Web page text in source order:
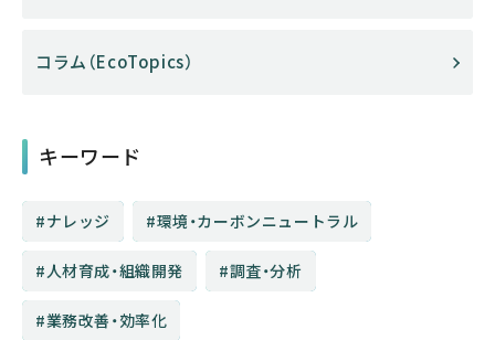
コラム（EcoTopics）
キーワード
ナレッジ 環境・カーボンニュートラル
人材育成・組織開発 調査・分析
業務改善・効率化